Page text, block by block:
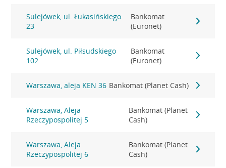
Sulejówek, ul. Łukasińskiego
23
Bankomat
(Euronet)
Sulejówek, ul. Piłsudskiego
102
Bankomat
(Euronet)
Warszawa, aleja KEN 36 Bankomat (Planet Cash)
Warszawa, Aleja
Rzeczypospolitej 5
Bankomat (Planet
Cash)
Warszawa, Aleja
Rzeczypospolitej 6
Bankomat (Planet
Cash)